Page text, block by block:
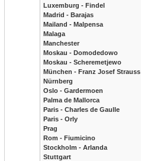
Luxemburg - Findel
Madrid - Barajas
Mailand - Malpensa
Malaga
Manchester
Moskau - Domodedowo
Moskau - Scheremetjewo
München - Franz Josef Strauss
Nürnberg
Oslo - Gardermoen
Palma de Mallorca
Paris - Charles de Gaulle
Paris - Orly
Prag
Rom - Fiumicino
Stockholm - Arlanda
Stuttgart